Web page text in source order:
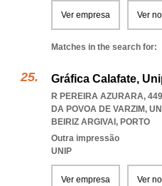
Ver empresa Ver
Matches in the search for:
Gráfica Calafate,
R PEREIRA AZURARA,
DA POVOA DE VARZIM,
BEIRIZ ARGIVAI , PORTO
Outra impressão
UNIP
Ver empresa Ver